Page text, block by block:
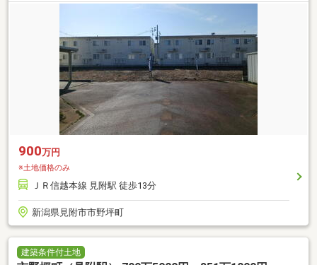
900万円
※土地価格のみ
ＪＲ信越本線 見附駅 徒歩13分
新潟県見附市市野坪町
建築条件付土地